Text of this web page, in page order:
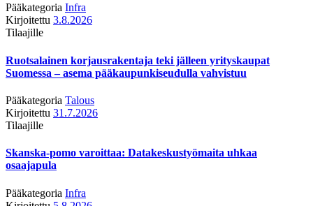
Pääkategoria Infra
Kirjoitettu 3.8.2026
Tilaajille
Ruotsalainen korjausrakentaja teki jälleen yrityskaupat
Suomessa – asema pääkaupunkiseudulla vahvistuu
Pääkategoria Talous
Kirjoitettu 31.7.2026
Tilaajille
Skanska-pomo varoittaa: Datakeskustyömaita uhkaa
osaajapula
Pääkategoria Infra